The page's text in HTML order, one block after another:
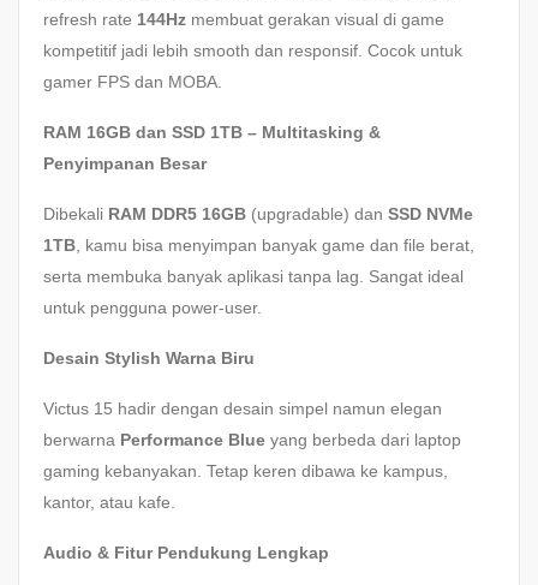
refresh rate 144Hz membuat gerakan visual di game
kompetitif jadi lebih smooth dan responsif. Cocok untuk
gamer FPS dan MOBA.
RAM 16GB dan SSD 1TB – Multitasking &
Penyimpanan Besar
Dibekali RAM DDR5 16GB (upgradable) dan SSD NVMe
1TB , kamu bisa menyimpan banyak game dan file berat,
serta membuka banyak aplikasi tanpa lag. Sangat ideal
untuk pengguna power-user.
Desain Stylish Warna Biru
Victus 15 hadir dengan desain simpel namun elegan
berwarna Performance Blue yang berbeda dari laptop
gaming kebanyakan. Tetap keren dibawa ke kampus,
kantor, atau kafe.
Audio & Fitur Pendukung Lengkap